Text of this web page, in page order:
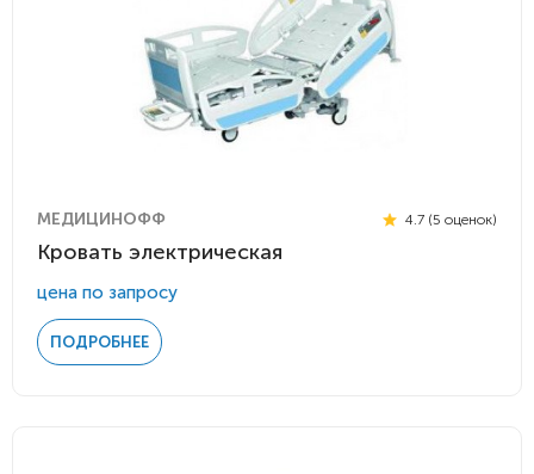
МЕДИЦИНОФФ 4.7 (5 оценок)
Кровать электрическая
цена по запросу
ПОДРОБНЕЕ